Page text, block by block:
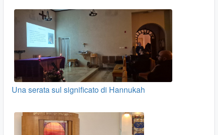
Una serata sul significato di Hannukah